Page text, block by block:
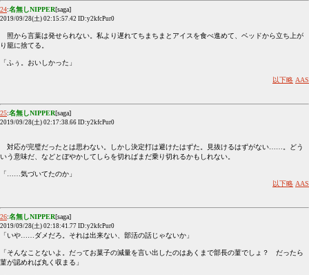
24:名無しNIPPER[saga]
2019/09/28(土) 02:15:57.42 ID:y2kfcPur0
照から言葉は発せられない。私より遅れてちまちまとアイスを食べ進めて、ベッドから立ち上が
り籠に捨てる。
「ふぅ。おいしかった」
以下略 AAS
25:名無しNIPPER[saga]
2019/09/28(土) 02:17:38.66 ID:y2kfcPur0
対応が完璧だったとは思わない。しかし決定打は避けたはずた。見抜けるはずがない……。どう
いう意味だ、などとぼやかしてしらを切ればまだ乗り切れるかもしれない。
「……気づいてたのか」
以下略 AAS
26:名無しNIPPER[saga]
2019/09/28(土) 02:18:41.77 ID:y2kfcPur0
「いや……ダメだろ。それは出来ない、部活の話じゃないか」
「そんなことないよ。だってお菓子の減量を言い出したのはあくまで部長の菫でしょ？ だったら
菫が認めれば丸く収まる」